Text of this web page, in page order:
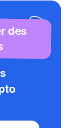
des